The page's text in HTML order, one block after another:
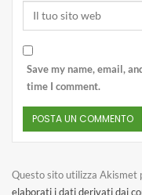
Save my name, email,
time I comment.
Questo sito utilizza Akismet
elaborati i dati derivati dai